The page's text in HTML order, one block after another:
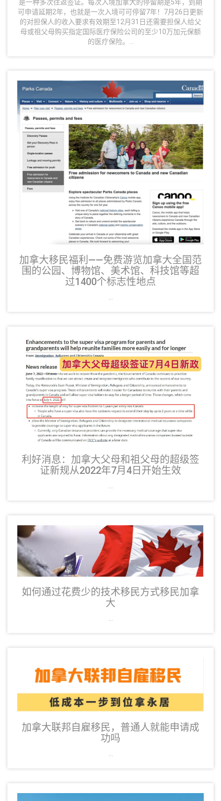
是一种多次往返签证。每次入境加拿大的停留期是5年，到期
可申请延期2年，也就是一次入境可可停留7年！7月26日更新
的对担保人的收入要求有效期至12月31日还需要担保人给父
母或祖父母购买指定国际医疗保险公司的至少10万加元保额
的医疗保险。...
加拿大移民福利——免费游览加拿大全国范
围的公园、博物馆、美术馆、科技馆等超
过1400个标志性地点
利好消息：加拿大父母和祖父母的超级签
证新规从2022年7月4日开始生效
如何通过花费少的技术移民方式移民加拿
大
加拿大联邦自雇移民，普通人就能申请成
功吗
...